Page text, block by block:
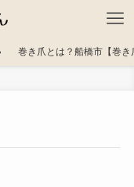
巻き爪とは？船橋市【巻